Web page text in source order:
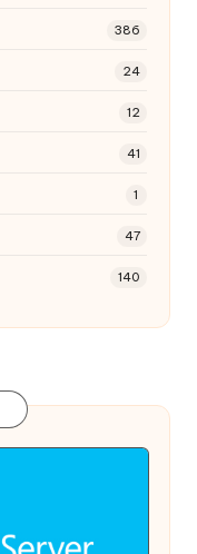
386
24
12
41
1
47
140